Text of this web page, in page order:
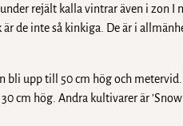
rejält kalla vintrar även i zon I
de inte så kinkiga. De är i
bli upp till 50 cm hög och metervid.
cm hög. Andra kultivarer är ’Snow